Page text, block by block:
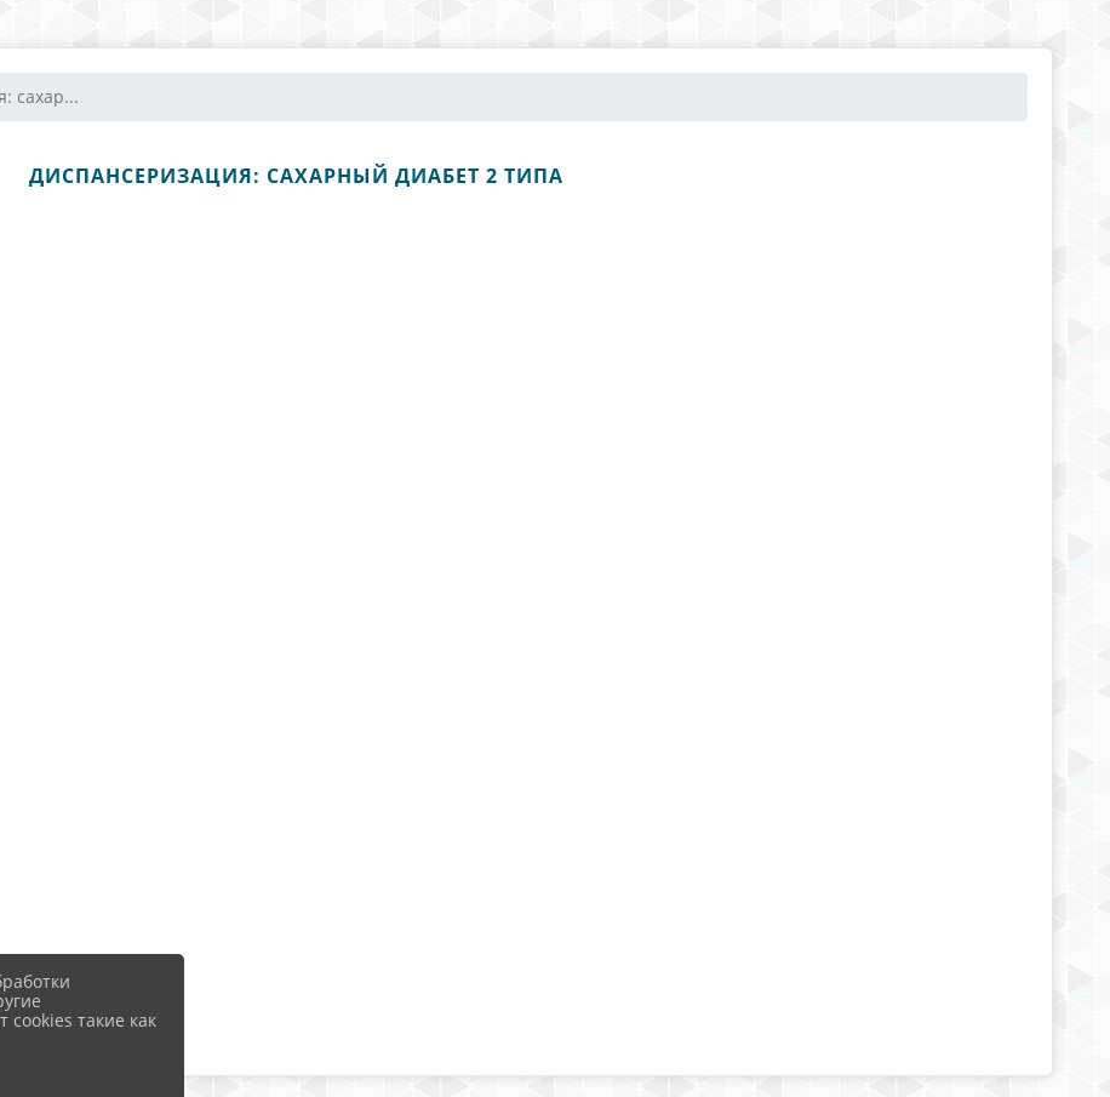
сахар...
ДИСПАНСЕРИЗАЦИЯ: САХАРНЫЙ ДИАБЕТ 2 ТИПА
такие как